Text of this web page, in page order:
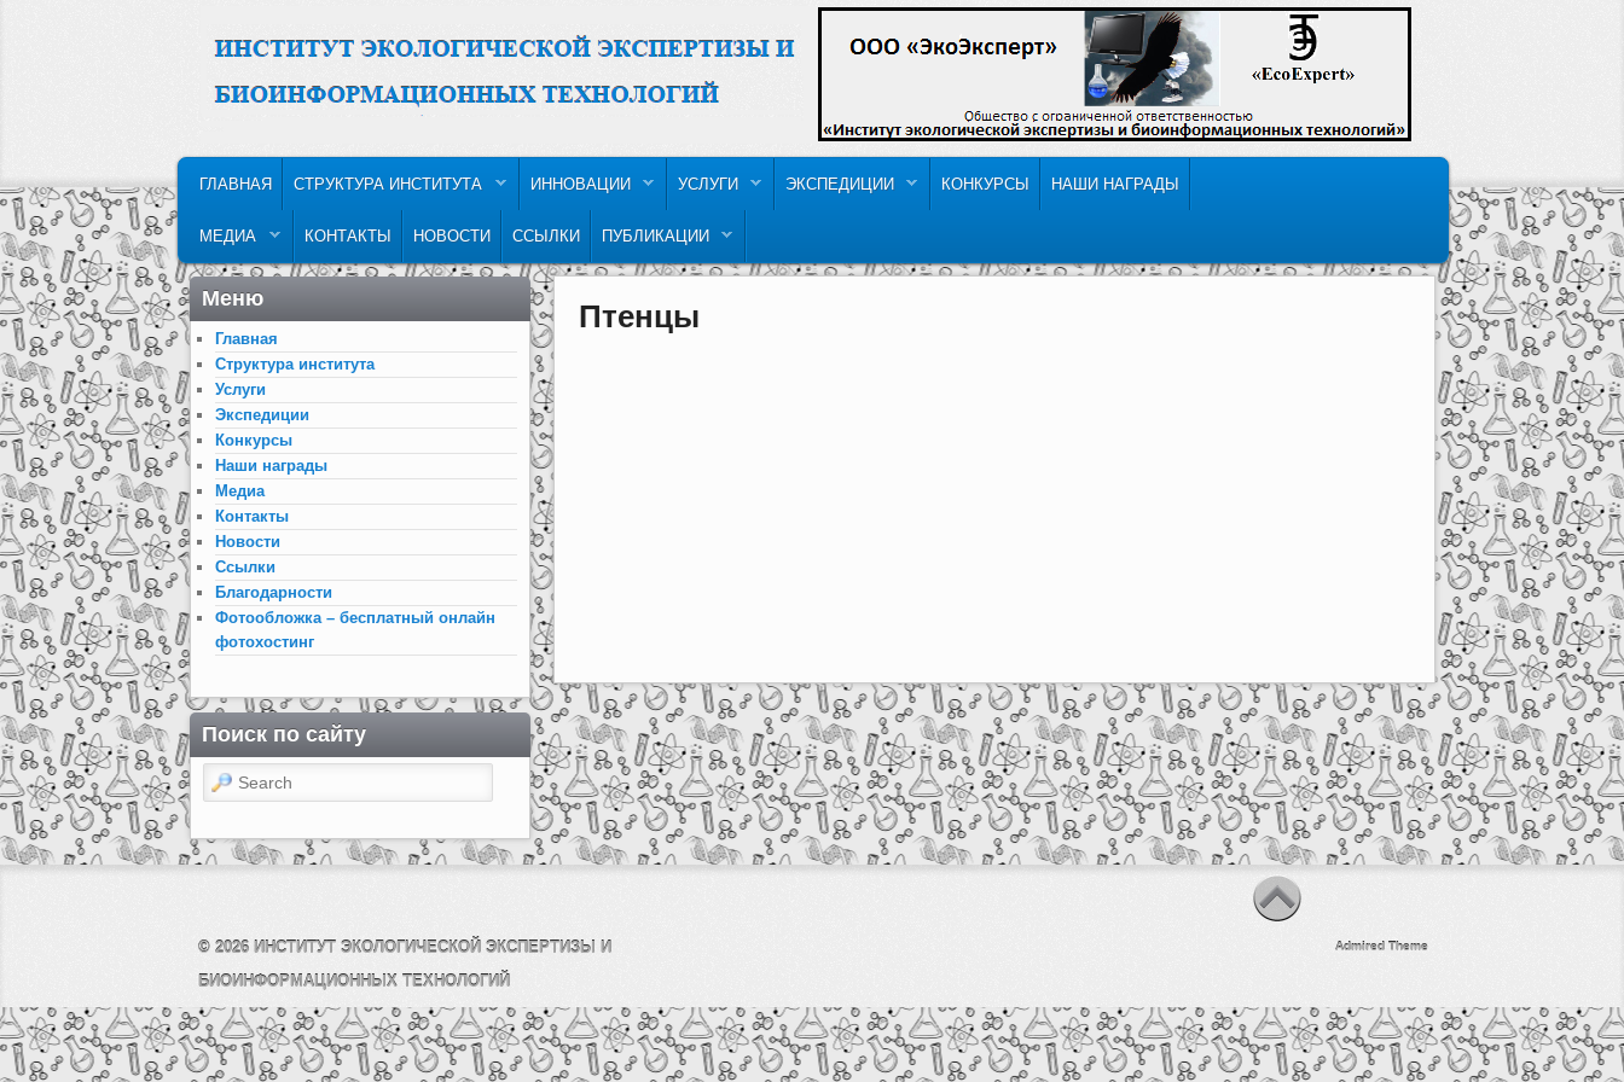
SKIP TO PRIMARY CONTENT
SKIP TO SECONDARY CONTENT
ГЛАВНАЯ СТРУКТУРА ИНСТИТУТА ИННОВАЦИИ УСЛУГИ ЭКСПЕДИЦИИ КОНКУРСЫ НАШИ НАГРАДЫ
МЕДИА КОНТАКТЫ НОВОСТИ ССЫЛКИ ПУБЛИКАЦИИ
Птенцы
Меню
Главная
Структура института
Услуги
Экспедиции
Конкурсы
Наши награды
Медиа
Контакты
Новости
Ссылки
Благодарности
Фотообложка – бесплатный онлайн
фотохостинг
Поиск по сайту
Search
© 2026 ИНСТИТУТ ЭКОЛОГИЧЕСКОЙ ЭКСПЕРТИЗЫ И
БИОИНФОРМАЦИОННЫХ ТЕХНОЛОГИЙ
Admired Theme